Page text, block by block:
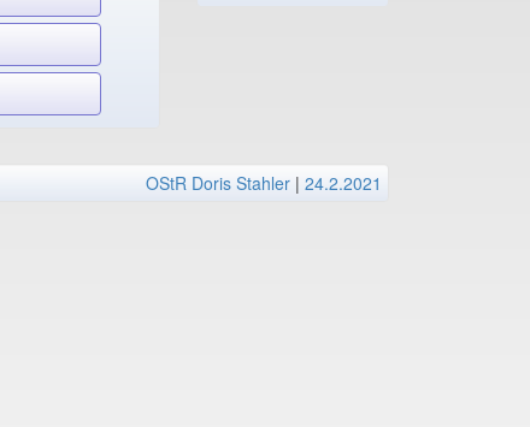
OStR Doris Stahler | 24.2.2021